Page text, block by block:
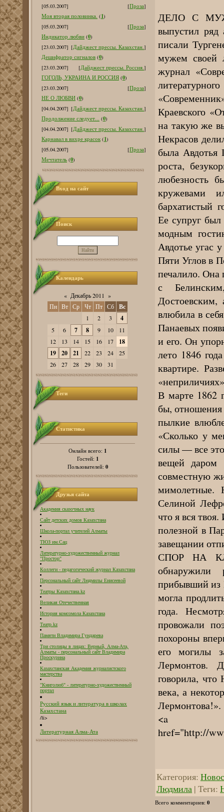
[05.03.2007]
[Проза]
Моя вторая половинка. (1)
[05.03.2007]
[Проза]
Индикатор любви (0)
[23.03.2007] [Дайджест прессы. Казахстан.]
Дешифратор сигналов (0)
[23.03.2007]
[Дайджест прессы. Россия.]
ГОГОЛЬ, УКРАИНА И РОССИЯ (0)
[23.03.2007]
[Проза]
НЕ О ЛЮБВИ (0)
[04.04.2007] [Дайджест прессы. Казахстан.]
Продолжение следует... (0)
[04.04.2007] [Дайджест прессы. Казахстан.]
Карнавал в вихре красок (1)
[05.04.2007]
[Проза]
Мечтатель (0)
Вход на сайт
Поиск
Календарь
« Декабрь 2011 »
Пн Вт Ср Чт Пт Сб Вс
1 2 3 4
5 6 7 8 9 10
11
12
13 14 15 16 17
18
19
20 21 22 23 24
25
26
27 28 29 30 31
Теги
Статистика
Онлайн всего: 1
Гостей: 1
Пользователей: 0
Друзья сайта
Академия сказочных наук
Сайт детских домов Казахстана
Школа-портал учителей Алматы
ТЮЗ им.Сац
Литературно-художественный журнал
"Простор"
Коллеги - педагогический журнал Казахстана
Персональный сайт Людмилы Енисеевой
Театры Казахстана.kz
Великая Отечественная
История комсомола Казахстана
Театр.kz
Памяти Владимира Гундарева
Три столицы в лицах: Верный, Алма-Ата,
Алматы - персональный сайт Владимира
Проскурина
Казахстанская Академия журналистского
мастерства
"Книголюб" - литературно-художественный
портал
Русский язык и литература в школах
Казахстана
/li>
Литературная Алма-Ата
ДЕЛО С
выпустил ряд
писали
мужем своей
журнал
Краевского
на такую же
Некрасов
была
роста,
любезность
кружевами
бархатистый
Ее супруг
модным
Авдотье угас
Пяти Углов в
печалило. Она
с
Достоевским,
влюбила в
Панаевых
и его. Он
лето 1846
квартире.
В марте 1862
бы,
пылкие
«Сколько у
силы — все
вещей
совместную
мимолетные.
Селиной
что я вся
полезной в
завещании
СПОР НА
обнаружили
прибывший из
могла
года.
провожали
похороны
его могилы
Лермонтов.
говорила, что
века, а
Лермонтова!».
<a
href="http://
Категория:
Людмила | Теги:
Всего комментариев: 0